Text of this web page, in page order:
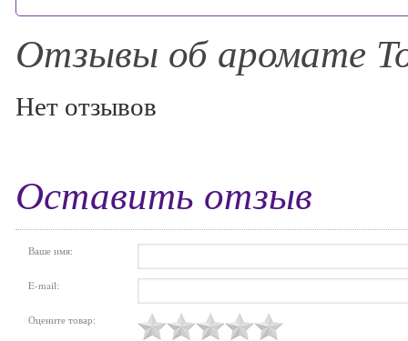
Отзывы об аромате
Нет отзывов
Оставить отзыв
Ваше имя:
E-mail:
Оцените товар: